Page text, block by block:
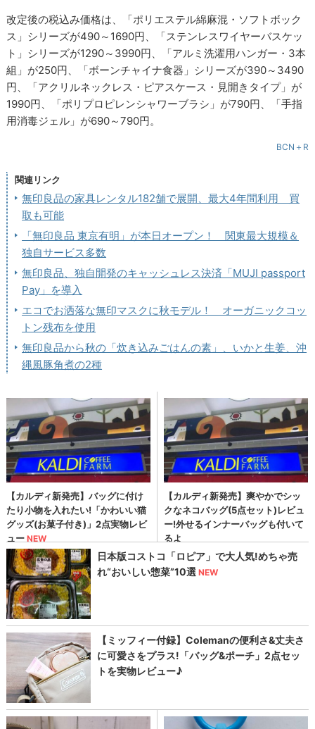
改定後の税込み価格は、「ポリエステル綿麻混・ソフトボック
ス」シリーズが490～1690円、「ステンレスワイヤーバスケッ
ト」シリーズが1290～3990円、「アルミ洗濯用ハンガー・3本
組」が250円、「ボーンチャイナ食器」シリーズが390～3490
円、「アクリルネックレス・ピアスケース・見開きタイプ」が
1990円、「ポリプロピレンシャワーブラシ」が790円、「手指
用消毒ジェル」が690～790円。
BCN＋R
関連リンク
無印良品の家具レンタル182舗で展開、最大4年間利用 買
取も可能
「無印良品 東京有明」が本日オープン！ 関東最大規模＆
独自サービス多数
無印良品、独自開発のキャッシュレス決済「MUJI passport
Pay」を導入
エコでお洒落な無印マスクに秋モデル！ オーガニックコッ
トン残布を使用
無印良品から秋の「炊き込みごはんの素」、いかと生姜、沖
縄風豚角煮の2種